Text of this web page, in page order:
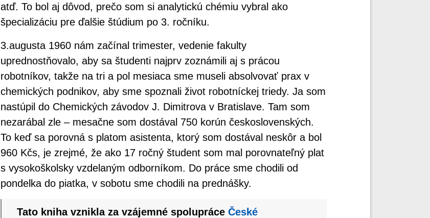
atď. To bol aj dôvod, prečo som si analytickú chémiu vybral ako
špecializáciu pre ďalšie štúdium po 3. ročníku.
3.augusta 1960 nám začínal trimester, vedenie fakulty
uprednostňovalo, aby sa študenti najprv zoznámili aj s prácou
robotníkov, takže na tri a pol mesiaca sme museli absolvovať prax v
chemických podnikov, aby sme spoznali život robotníckej triedy. Ja som
nastúpil do Chemických závodov J. Dimitrova v Bratislave. Tam som
nezarábal zle – mesačne som dostával 750 korún československých.
To keď sa porovná s platom asistenta, ktorý som dostával neskôr a bol
960 Kčs, je zrejmé, že ako 17 ročný študent som mal porovnateľný plat
s vysokoškolsky vzdelaným odborníkom. Do práce sme chodili od
pondelka do piatka, v sobotu sme chodili na prednášky.
Tato kniha vznikla za vzájemné spolupráce České